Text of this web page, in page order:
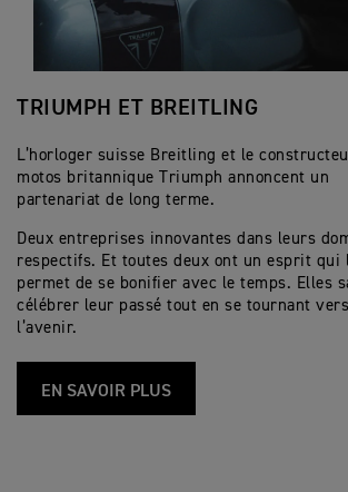
TRIUMPH ET BREITLING
L’horloger suisse Breitling et le
motos britannique Triumph annoncent un
partenariat de long terme.
Deux entreprises innovantes dans leurs
respectifs. Et toutes deux ont un esprit qui
permet de se bonifier avec le temps. Elles
célébrer leur passé tout en se tournant vers
l’avenir.
EN SAVOIR PLUS